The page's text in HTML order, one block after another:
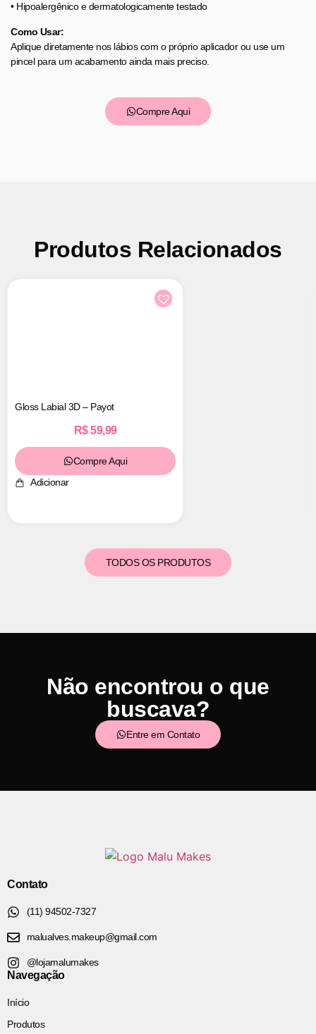
• Hipoalergênico e dermatologicamente testado
Como Usar:
Aplique diretamente nos lábios com o próprio aplicador ou use um
pincel para um acabamento ainda mais preciso.
Compre Aqui
Produtos Relacionados
Gloss Labial 3D – Payot
R$59,99
Compre Aqui
Adicionar
TODOS OS PRODUTOS
Não encontrou o que
buscava?
Entre em Contato
Contato
(11) 94502-7327
malualves.makeup@gmail.com
@lojamalumakes
Navegação
Início
Produtos